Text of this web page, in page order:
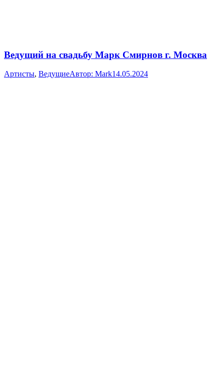
Ведущий на свадьбу Марк Смирнов г. Москва
Артисты, ВедущиеАвтор: Mark14.05.2024